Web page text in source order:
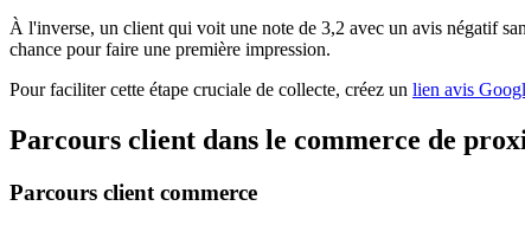
À l'inverse, un client qui voit une note de 3,2 avec un avis négatif
chance pour faire une première impression.
Pour faciliter cette étape cruciale de collecte, créez un lien avis
Parcours client dans le commerce de
Parcours client commerce